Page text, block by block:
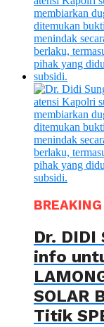
Dr. DIDI
info
SOLAR
Titik